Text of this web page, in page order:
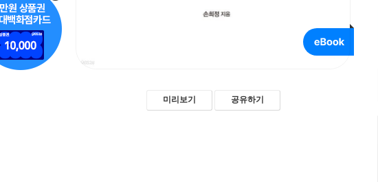
미리보기 공유하기